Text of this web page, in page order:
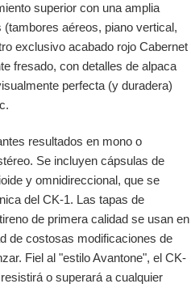
superior con una amplia
aéreos, piano vertical,
exclusivo acabado rojo Cabernet
fresado, con detalles de alpaca
perfecta (y duradera)
resultados en mono o
Se incluyen cápsulas de
y omnidireccional, que se
del CK-1. Las tapas de
de primera calidad se usan en
de costosas modificaciones de
Fiel al "estilo Avantone", el CK-
o superará a cualquier